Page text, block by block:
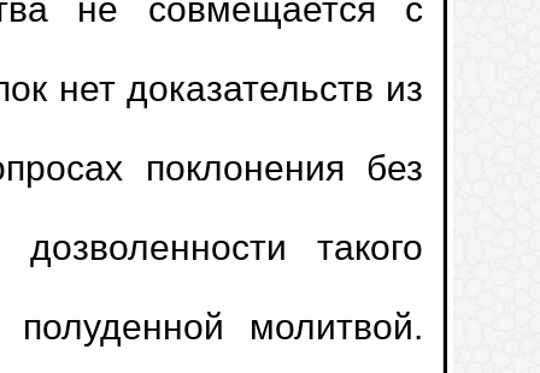
нет доказательств из
поклонения без
такого
молитвой.
во время дождя